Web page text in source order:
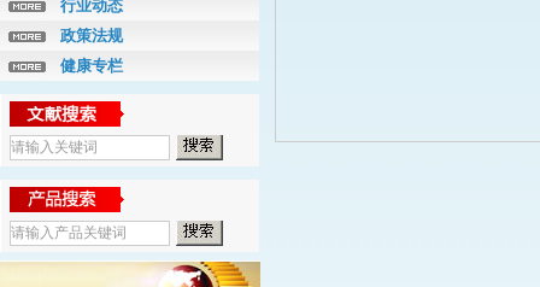
行业动态
政策法规
健康专栏